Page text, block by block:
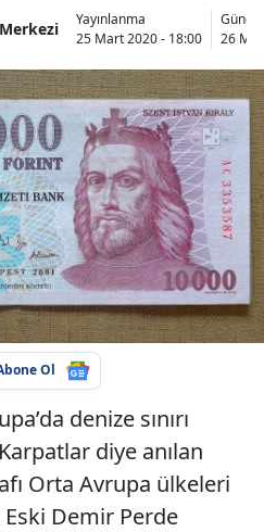
Yayınlanma
25 Mart 2020 - 18:00
26
Ol
denize sınırı
diye anılan
Orta Avrupa ülkeleri
Eski Demir Perde